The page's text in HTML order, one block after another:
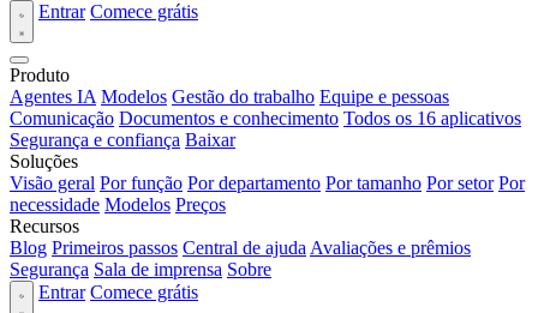
Entrar Comece grátis
Produto
Agentes IA Modelos Gestão do trabalho Equipe e pessoas
Comunicação Documentos e conhecimento Todos os 16 aplicativos
Segurança e confiança Baixar
Soluções
Visão geral Por função Por departamento Por tamanho Por setor Por
necessidade Modelos Preços
Recursos
Blog Primeiros passos Central de ajuda Avaliações e prêmios
Segurança Sala de imprensa Sobre
Entrar Comece grátis